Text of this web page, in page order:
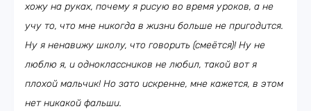
хожу на руках, почему я рисую во время уроков, а не
учу то, что мне никогда в жизни больше не пригодится.
Ну я ненавижу школу, что говорить (смеётся)! Ну не
люблю я, и одноклассников не любил, такой вот я
плохой мальчик! Но зато искренне, мне кажется, в этом
нет никакой фальши.